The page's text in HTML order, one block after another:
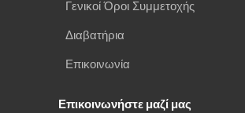
Γενικοί Όροι Συμμετοχής
Διαβατήρια
Επικοινωνία
Επικοινωνήστε μαζί μας